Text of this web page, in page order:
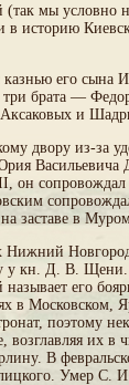
мы
его
три брата —
и
двору из-за
Васильевича
сопровождал
в
у кн. Д. В.
его
в
поэтому
их
В
Умер С.